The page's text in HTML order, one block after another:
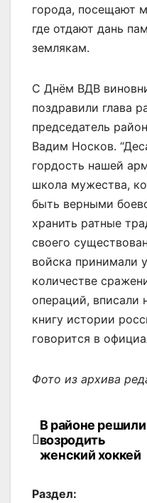
города, посещают
где отдают дань
землякам.
С Днём ВДВ
поздравили глава
председатель
Вадим Носков.
гордость нашей
школа мужества,
быть верными
хранить ратные
своего
войска принимали
количестве
операций, вписали
книгу истории
говорится в
Фото из архива
Навигация
по
записям
В районе решили
возродить
женский хоккей
Раздел: